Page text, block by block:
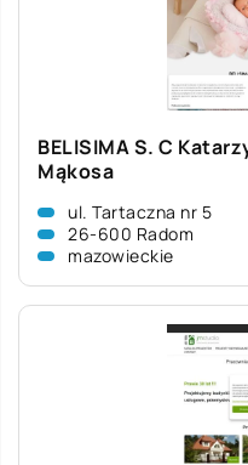
BELISIMA S. C
Mąkosa
ul. Tartaczna nr 5
26-600 Radom
mazowieckie